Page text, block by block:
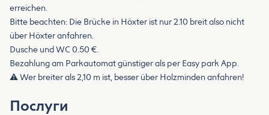
erreichen.
Bitte beachten: Die Brücke in Höxter ist nur 2.10 breit also nicht
über Höxter anfahren.
Dusche und WC 0.50 €.
Bezahlung am Parkautomat günstiger als per Easy park App.
⚠️ Wer breiter als 2,10 m ist, besser über Holzminden anfahren!
Послуги